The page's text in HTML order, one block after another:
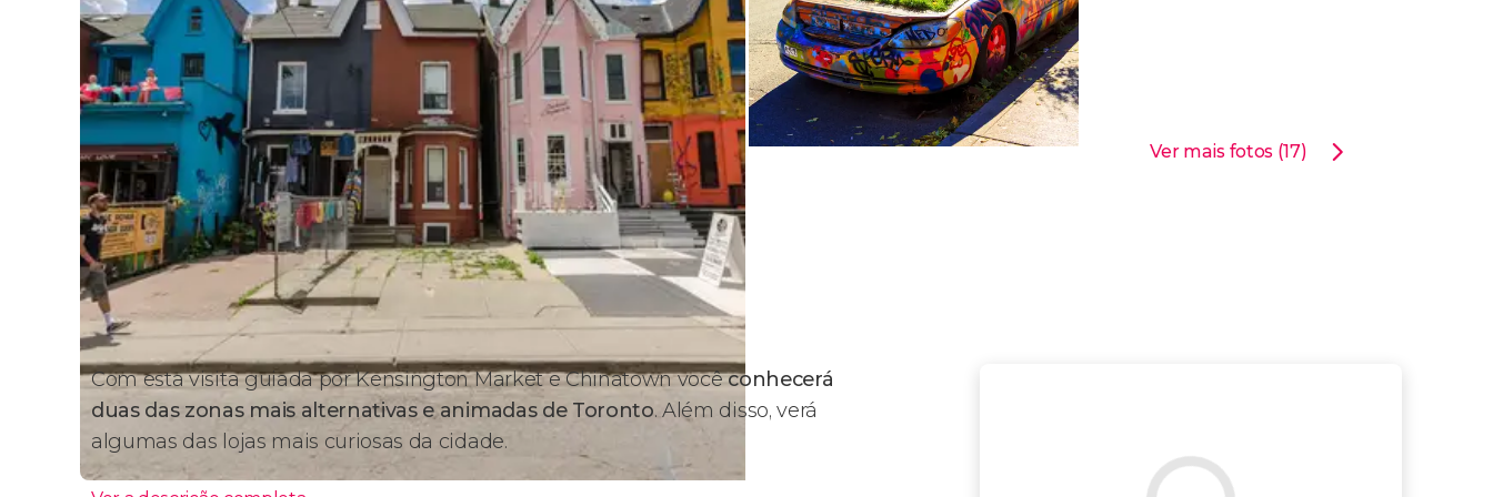
Ver mais fotos (17)
Com esta visita guiada por Kensington Market e Chinatown vocêconhecerá
duas das zonas mais alternativas e animadas de Toronto. Além disso, verá
algumas das lojas mais curiosas da cidade.